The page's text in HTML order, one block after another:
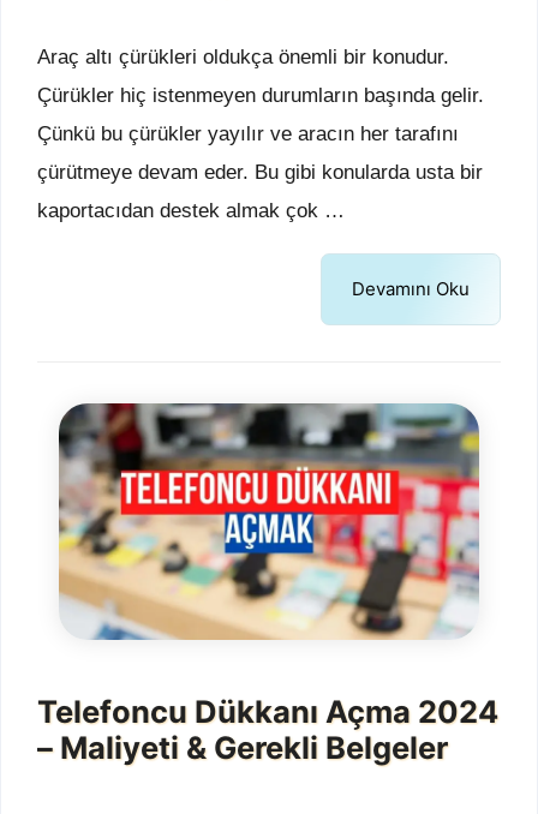
Araç altı çürükleri oldukça önemli bir konudur.
Çürükler hiç istenmeyen durumların başında gelir.
Çünkü bu çürükler yayılır ve aracın her tarafını
çürütmeye devam eder. Bu gibi konularda usta bir
kaportacıdan destek almak çok …
Devamını Oku
Telefoncu Dükkanı Açma 2024
– Maliyeti & Gerekli Belgeler